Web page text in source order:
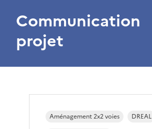
Communication
projet
Aménagement 2x2 voies
DREAL